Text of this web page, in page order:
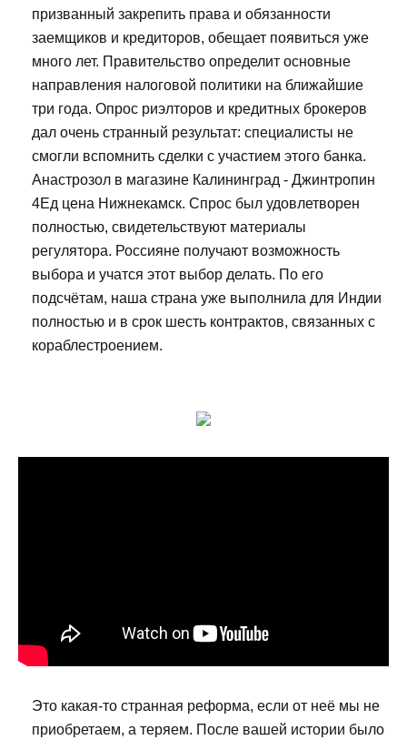
призванный закрепить права и обязанности
заемщиков и кредиторов, обещает появиться уже
много лет. Правительство определит основные
направления налоговой политики на ближайшие
три года. Опрос риэлторов и кредитных брокеров
дал очень странный результат: специалисты не
смогли вспомнить сделки с участием этого банка.
Анастрозол в магазине Калининград - Джинтропин
4Ед цена Нижнекамск. Спрос был удовлетворен
полностью, свидетельствуют материалы
регулятора. Россияне получают возможность
выбора и учатся этот выбор делать. По его
подсчётам, наша страна уже выполнила для Индии
полностью и в срок шесть контрактов, связанных с
кораблестроением.
Это какая-то странная реформа, если от неё мы не
приобретаем, а теряем. После вашей истории было